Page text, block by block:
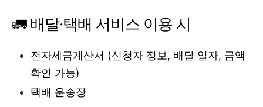
🚛 배달·택배 서비스 이용 시
전자세금계산서 (신청자 정보, 배달 일자, 금액
확인 가능)
택배 운송장